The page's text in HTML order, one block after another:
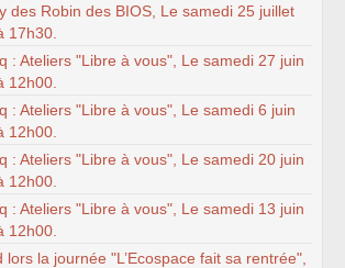
des Robin des BIOS, Le samedi 25 juillet
17h30.
: Ateliers "Libre à vous", Le samedi 27 juin
12h00.
: Ateliers "Libre à vous", Le samedi 6 juin
12h00.
: Ateliers "Libre à vous", Le samedi 20 juin
12h00.
: Ateliers "Libre à vous", Le samedi 13 juin
12h00.
lors la journée "L’Ecospace fait sa rentrée",